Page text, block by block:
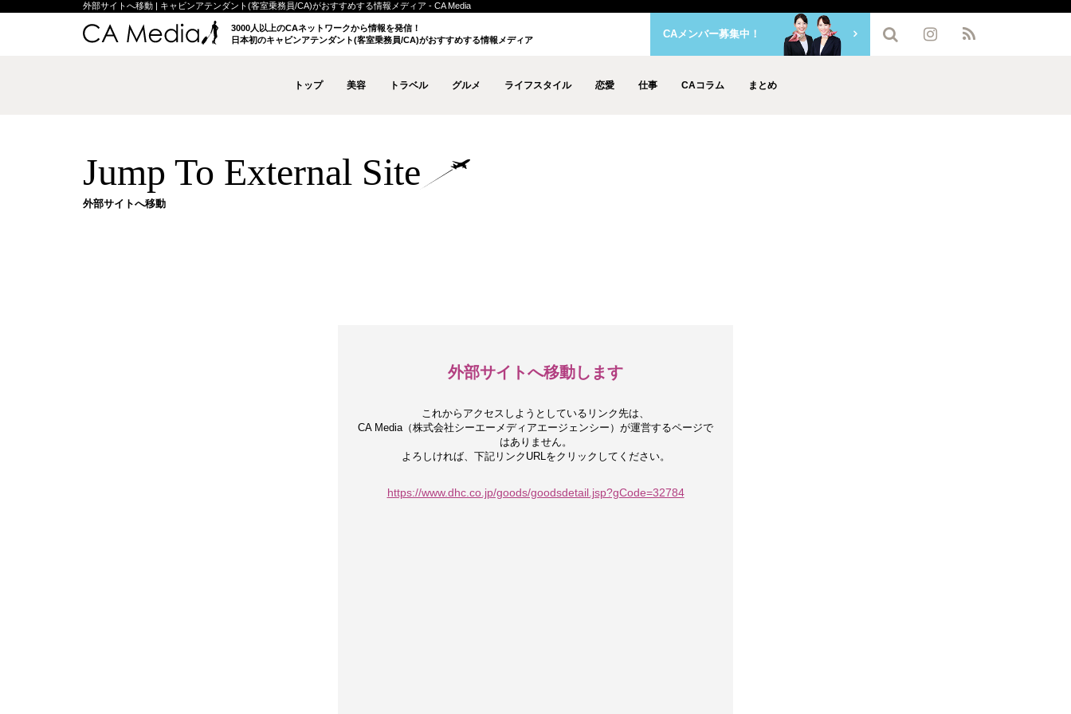
外部サイトへ移動 | キャビンアテンダント(客室乗務員/CA)がおすすめする情報メディア - CA Media
3000人以上のCAネットワークから情報を発信！
日本初のキャビンアテンダント(客室乗務員/CA)がおすすめする情報メディア
トップ 美容 トラベル グルメ ライフスタイル 恋愛 仕事 CAコラム まとめ
CAメンバー募集中！
Jump To External Site
外部サイトへ移動
外部サイトへ移動します
これからアクセスしようとしているリンク先は、
CA Media（株式会社シーエーメディアエージェンシー）が運営するページで
はありません。
よろしければ、下記リンクURLをクリックしてください。
https://www.dhc.co.jp/goods/goodsdetail.jsp?gCode=32784